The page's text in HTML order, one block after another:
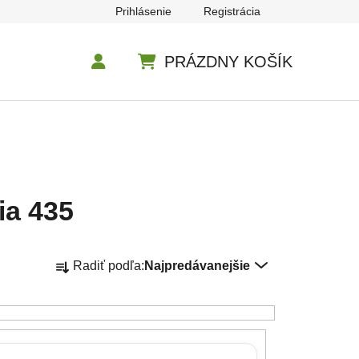
Prihlásenie Registrácia
PRÁZDNY KOŠÍK
435
Radiť podľa: Najpredávanejšie